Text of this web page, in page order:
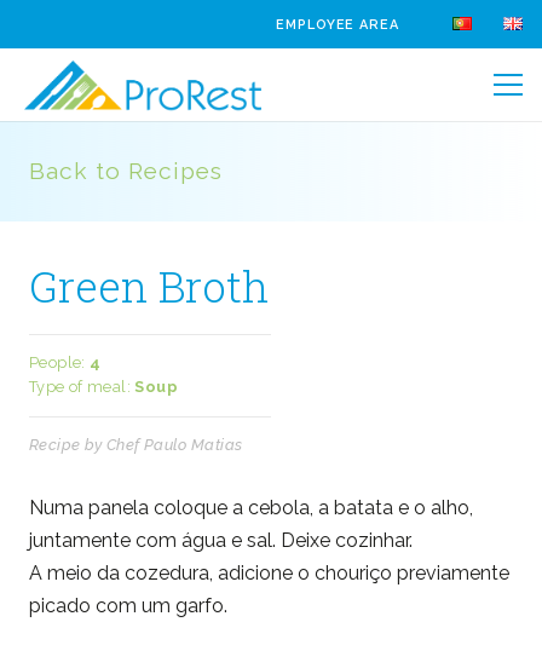
EMPLOYEE AREA
Back to Recipes
Green Broth
People: 4
Type of meal:Soup
Recipe by Chef Paulo Matias
Numa panela coloque a cebola, a batata e o alho,
juntamente com água e sal. Deixe cozinhar.
A meio da cozedura, adicione o chouriço previamente
picado com um garfo.